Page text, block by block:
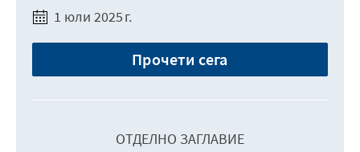
1 юли 2025 г.
Прочети сега
ОТДЕЛНО ЗАГЛАВИЕ